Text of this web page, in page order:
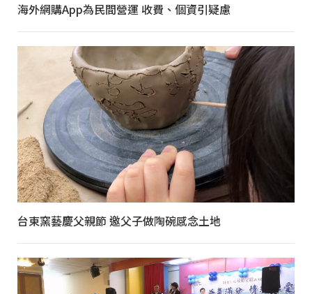
海外網購App為民間營運 收費、個資引疑慮
台東窯藝慶父親節 邀父子做陶碗感念土地